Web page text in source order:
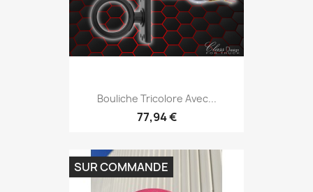
Bouliche Tricolore Avec...
77,94 €
SUR COMMANDE